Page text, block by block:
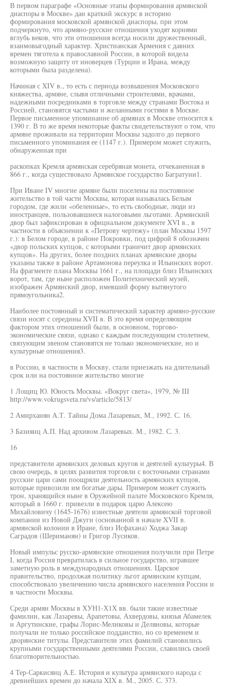
В первом параграфе «Основные этапы формирования армянской
диаспоры в Москве» дан краткий экскурс в историю
формирования московской армянской диаспоры, при этом
подчеркнуто, что армяно-русские отношения уходят корнями
вглубь веков, что эти отношения всегда носили дружественный,
взаимовыгодный характер. Христианская Армения с давних
времен тяготела к православной России, в которой видела
возможную защиту от иноверцев (Турции и Ирана, между
которыми была разделена).
Начиная с XIV в., то есть с периода возвышения Московского
княжества, армяне, слывя отличными строителями, врачами,
надежными посредниками в торговле между странами Востока и
Россией, становятся частыми и желанными гостями в Москве.
Первое письменное упоминание об армянах в Москве относится к
1390 г. В то же время некоторые факты свидетельствуют о том, что
армяне проживали на территории Москвы задолго до первого
письменного упоминания ее (1147 г.). Примером может служить,
обнаруженная при
раскопках Кремля армянская серебряная монета, отчеканенная в
866 г., когда существовало Армянское государство Багратуни1.
При Иване IV многие армяне были поселены на постоянное
жительство в той части Москвы, которая называлась Белым
городом, где жили «обеленные», то есть свободные, люди из
иностранцев, пользовавшиеся налоговыми льготами. Армянский
двор был зафиксирован в официальном документе XVI в., в
частности в объяснении к «Петрову чертежу» (план Москвы 1597
г.): в Белом городе, в районе Покровки, под цифрой 8 обозначен
«двор польских купцов, с которыми граничит двор армянских
купцов». На других, более поздних планах армянские дворы
указаны также в районе Артамонова переулка и Ильинских ворот.
На фрагменте плана Москвы 1661 г., на площади близ Ильинских
ворот, там, где ныне расположен Политехнический музей,
изображен Армянский двор, имевший форму вытянутого
прямоугольника2.
Наиболее постоянный и систематический характер армяно-русские
связи носят с середины XVII в. В это время определяющим
фактором этих отношений были, в основном, торгово-
экономические связи, однако с каждым последующим столетием,
связующим звеном становятся не только экономические, но и
культурные отношения3.
в Россию, в частности в Москву, стали приезжать на длительный
срок или на постоянное жительство многие
1 Лощиц Ю. Юность Москвы. «Вокруг света», 1979, № III
http://www.vokrugsveta.ru/vs/article/5813/
2 Амирханян А.Т. Тайны Дома Лазаревых, М., 1992. С. 16.
3 Базиянц А.П. Над архивом Лазаревых. М., 1982. С. 3.
16
представители армянских деловых кругов и деятелей культуры4. В
свою очередь, в целях развития торговли с восточными странами
русские цари сами поощряли деятельность армянских купцов,
которые привозили им богатые дары. Примером может служить
трон, хранящийся ныне в Оружейной палате Московского Кремля,
который в 1660 г. привезли в подарок царю Алексею
Михайловичу (1645-1676) известные деятели армянской торговой
компании из Новой Джуги (основанной в начале XVII в.
армянской колонии в Иране, близ Исфахана) Ходжа Закар
Саградов (Шериманян) и Григор Лусиков.
Новый импульс русско-армянские отношения получили при Петре
I, когда Россия превратилась в сильное государство, игравшее
заметную роль в международных отношениях. Царское
правительство, продолжая политику льгот армянским купцам,
способствовало увеличению числа армянского населения России и
в частности Москвы.
Среди армян Москвы в ХУН1-Х1Х вв. были такие известные
фамилии, как Лазаревы, Арапетовы, Ахвердовы, князья Абамелек
и Аргутинские, графы Лорис-Меликовы и Деляновы, которые
получали не только российское подданство, но со временем и
дворянские титулы. Представители этих фамилий становились
крупными государственными деятелями России, славились своей
благотворительностью.
4 Тер-Саркисянц А.Е. История и культура армянского народа с
древнейших времен до начала XIX в. М., 2005. С. 373.